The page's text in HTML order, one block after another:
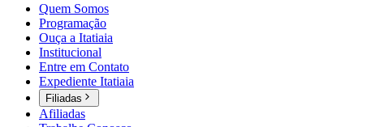
Quem Somos
Programação
Ouça a Itatiaia
Institucional
Entre em Contato
Expediente Itatiaia
Filiadas
Afiliadas